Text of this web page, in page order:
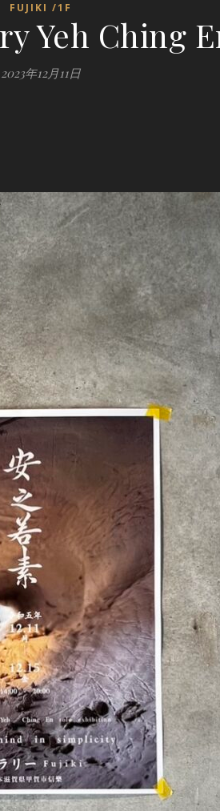
FUJIKI /1F
Yeh Ching
2023年12月11日